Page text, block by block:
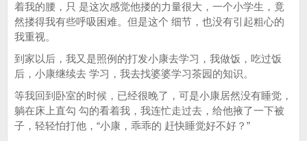
着我的腰，只 是这次感觉他搂的力量很大，一个小学生，竟
然搂得我有些呼吸困难。但是这个 细节，也没有引起粗心的
我重视。
到家以后，我又是照例的打发小康去学习，我做饭，吃过饭
后，小康继续去 学习，我去找婆婆学习茶园的知识。
等我回到卧室的时候，已经很晚了，可是小康居然没有睡觉，
躺在床上直勾 勾的看着我，我连忙走过去，给他掖了一下被
子，轻轻怕打他，“小康，乖乖的 赶快睡觉好不好？”